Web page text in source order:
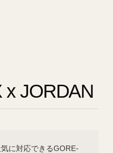
x JORDAN
に対応できるGORE-